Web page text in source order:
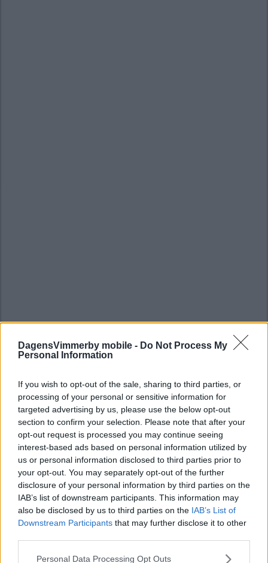
DagensVimmerby mobile - Do Not Process My
Personal Information
If you wish to opt-out of the sale, sharing to third parties, or
processing of your personal or sensitive information for
targeted advertising by us, please use the below opt-out
section to confirm your selection. Please note that after your
opt-out request is processed you may continue seeing
interest-based ads based on personal information utilized by
us or personal information disclosed to third parties prior to
your opt-out. You may separately opt-out of the further
disclosure of your personal information by third parties on the
IAB’s list of downstream participants. This information may
also be disclosed by us to third parties on the IAB’s List of
Downstream Participants that may further disclose it to other
Please note that this website/app uses one or more Google
Personal Data Processing Opt Outs